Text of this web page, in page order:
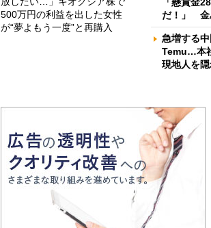
500万円の利益を出した女性
が“夢よもう一度”と再購入
だ！」 金
急増する
Temu…本
現地人を